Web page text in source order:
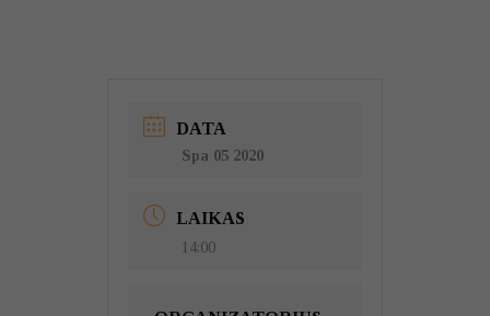
DATA
Spa 05 2020
LAIKAS
14:00